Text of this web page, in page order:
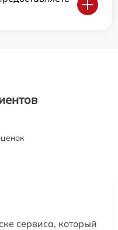
сервиса, который